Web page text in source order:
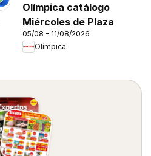
Olímpica catálogo
Miércoles de Plaza
05/08 - 11/08/2026
Olímpica